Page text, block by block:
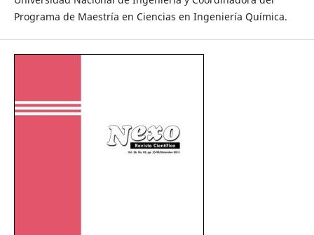
Programa de Maestría en Ciencias en Ingeniería Química.